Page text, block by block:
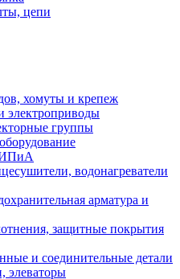
цепи
хомуты и крепеж
электроприводы
группы
водонагреватели
арматура и
защитные покрытия
и соединительные детали
элеваторы